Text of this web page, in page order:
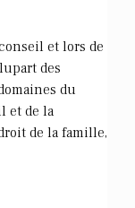
et lors de
des
du
et de la
de la famille,